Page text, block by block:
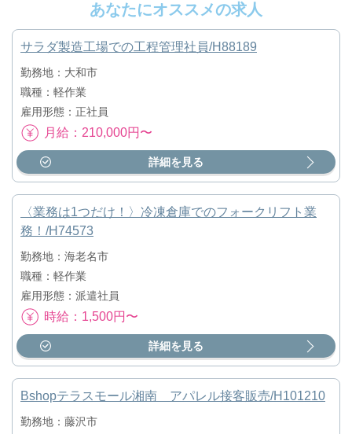
あなたにオススメの求人
サラダ製造工場での工程管理社員/H88189
勤務地：大和市
職種：軽作業
雇用形態：正社員
月給：210,000円〜
詳細を見る
〈業務は1つだけ！〉冷凍倉庫でのフォークリフト業
務！/H74573
勤務地：海老名市
職種：軽作業
雇用形態：派遣社員
時給：1,500円〜
詳細を見る
Bshopテラスモール湘南 アパレル接客販売/H101210
勤務地：藤沢市